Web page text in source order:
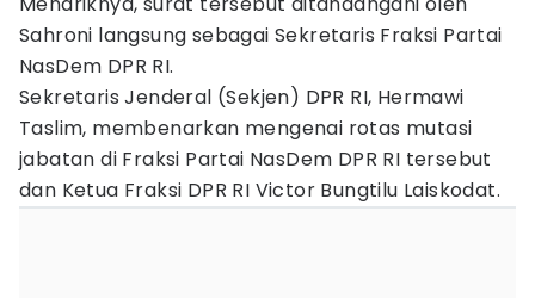
Sahroni langsung sebagai Sekretaris Fraksi Partai
NasDem DPR RI.
Sekretaris Jenderal (Sekjen) DPR RI, Hermawi
Taslim, membenarkan mengenai rotas mutasi
jabatan di Fraksi Partai NasDem DPR RI tersebut
dan Ketua Fraksi DPR RI Victor Bungtilu Laiskodat.